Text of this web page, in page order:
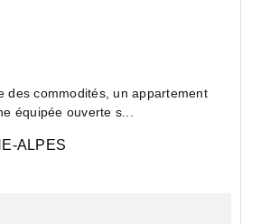
des commodités, un appartement
équipée ouverte s...
ALPES